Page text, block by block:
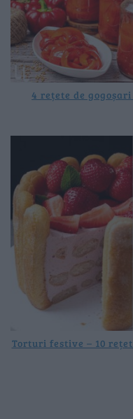
4 rețete de
Torturi festive – 10